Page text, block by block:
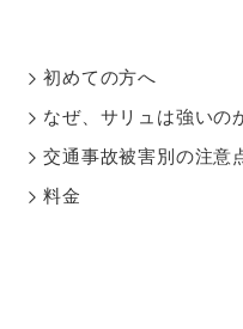
初めての方へ
なぜ、サリュは強いの
交通事故被害別の注意
料金